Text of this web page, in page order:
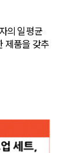
의 일평균
제품을 갖추